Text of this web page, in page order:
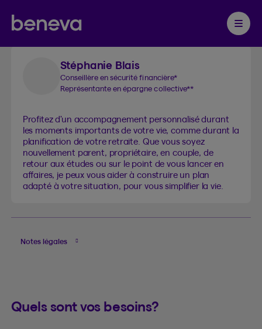
Partenaire Beneva
Ouvrir
Nos services offerts
Stéphanie Blais
Conseillère en sécurité financière*
Représentante en épargne collective**
Profitez d’un accompagnement personnalisé durant
les moments importants de votre vie, comme durant la
planification de votre retraite. Que vous soyez
nouvellement parent, propriétaire, en couple, de
retour aux études ou sur le point de vous lancer en
affaires, je peux vous aider à construire un plan
adapté à votre situation, pour vous simplifier la vie.
Notes légales
Quels sont vos besoins?